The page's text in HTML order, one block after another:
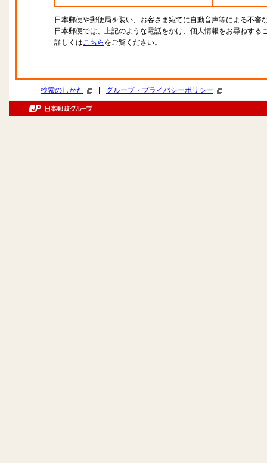
日本郵便や郵便局を装い、お客さま宛てに自動音声等による不審
日本郵便では、上記のような電話をかけ、個人情報をお尋ねする
詳しくはこちら をご覧ください。
検索のしかた グループ・プライバシーポリシー